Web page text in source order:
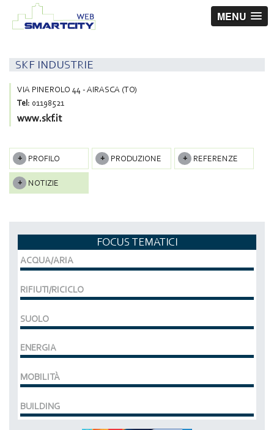
MENU
SKF INDUSTRIE
VIA PINEROLO 44 - AIRASCA (TO)
Tel: 01198521
www.skf.it
PROFILO PRODUZIONE REFERENZE
NOTIZIE
FOCUS TEMATICI
ACQUA/ARIA
RIFIUTI/RICICLO
SUOLO
ENERGIA
MOBILITÀ
BUILDING